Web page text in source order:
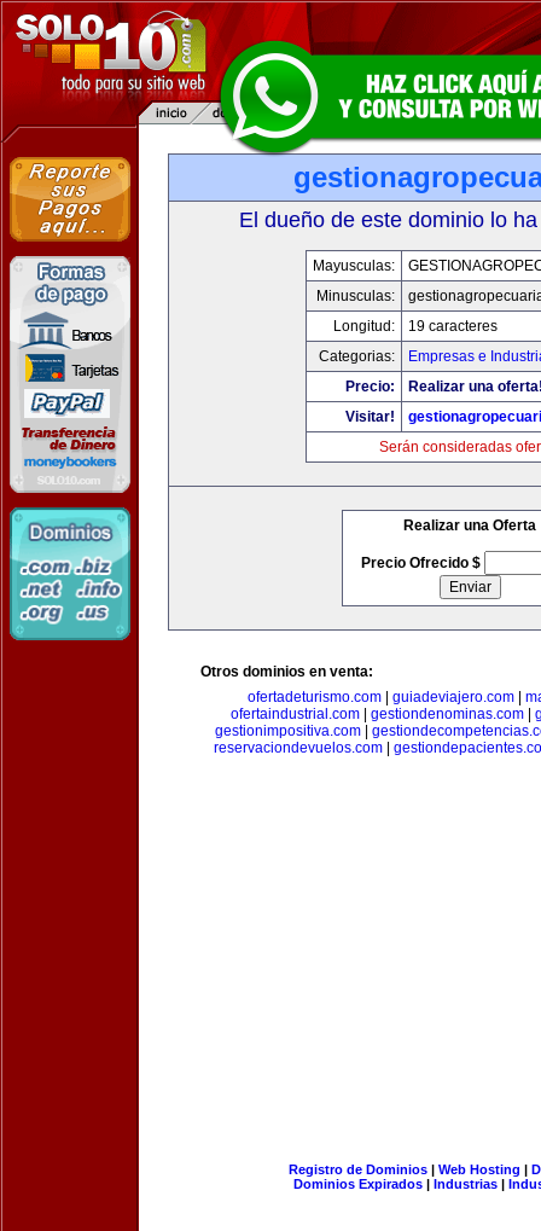
El dueño de este dominio lo
Mayusculas:
Minusculas:
Longitud:
19 caracteres
Categorias:
Empresas e
Precio:
Realizar una
Visitar!
Serán consideradas
Realizar una Oferta
Precio Ofrecido $
Otros dominios en venta:
ofertadeturismo.com| guiadeviajero.com|
ofertaindustrial.com| gestiondenominas.com|
gestionimpositiva.com
reservaciondevuelos.com
Registro de Dominios| Web Hosting |
Dominios Expirados | Industrias |